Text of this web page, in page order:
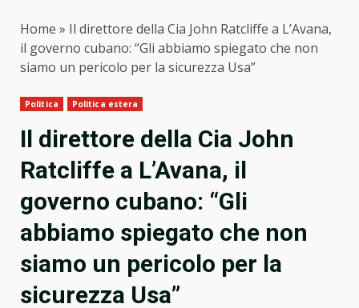
Home » Il direttore della Cia John Ratcliffe a L’Avana,
il governo cubano: “Gli abbiamo spiegato che non
siamo un pericolo per la sicurezza Usa”
Politica Politica estera
Il direttore della Cia John
Ratcliffe a L’Avana, il
governo cubano: “Gli
abbiamo spiegato che non
siamo un pericolo per la
sicurezza Usa”